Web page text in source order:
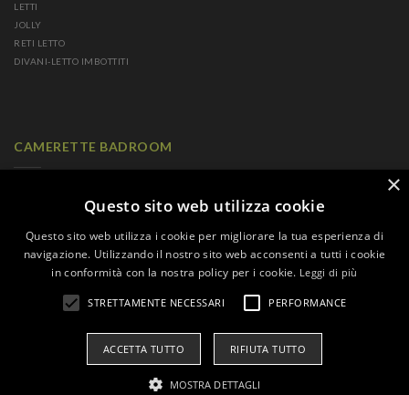
LETTI
JOLLY
RETI LETTO
DIVANI-LETTO IMBOTTITI
CAMERETTE BADROOM
CAMERETTE CON LETTI SCORREVOLI
CAMERETTE CON LETTI A CASTELLO
CAMERETTE CON LETTI MINI CASTELLO
CAMERETTE CON LETTI PENSILI
CAMERETTE PER SINGLE
CAMERETTE CON LETTI A TERRA
INFORMATIVA SULLA PRIVACY
×
Questo sito web utilizza cookie
Questo sito web utilizza i cookie per migliorare la tua esperienza di
navigazione. Utilizzando il nostro sito web acconsenti a tutti i cookie
in conformità con la nostra policy per i cookie. Leggi di più
STRETTAMENTE NECESSARI PERFORMANCE
ACCETTA TUTTO RIFIUTA TUTTO
MOSTRA DETTAGLI